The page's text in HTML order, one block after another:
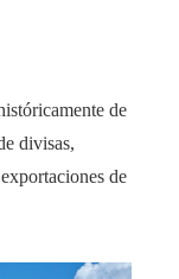
de
divisas,
de